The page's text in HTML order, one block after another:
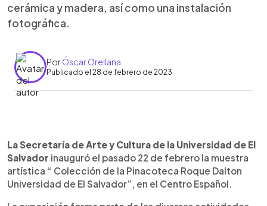
cerámica y madera, así como una instalación
fotográfica.
PorÓscar Orellana
Publicado el 28 de febrero de 2023
Escuchar artículo
La Secretaría de Arte y Cultura de la Universidad de El
Salvador inauguró el pasado 22 de febrero la muestra
artística “ Colección de la Pinacoteca Roque Dalton
Universidad de El Salvador”, en el Centro Español.